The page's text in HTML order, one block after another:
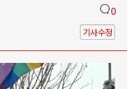
0
기사수정